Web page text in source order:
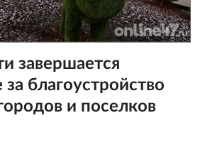
завершается
за благоустройство
и поселков